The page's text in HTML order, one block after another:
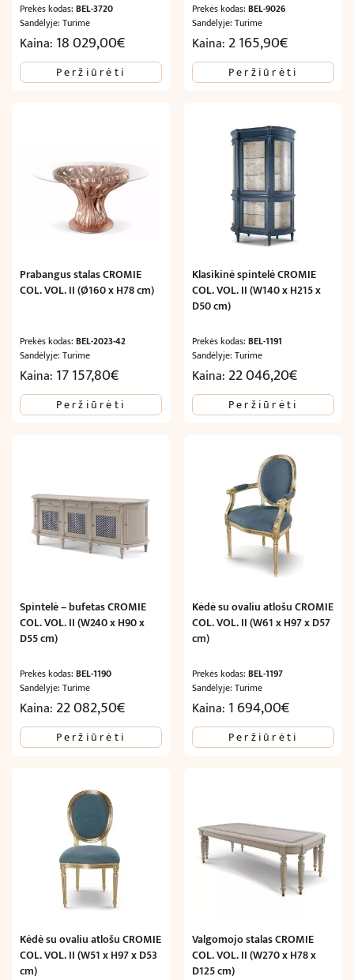
Prekės kodas: BEL-3720
Sandėlyje: Turime
Kaina: 18 029,00€
Peržiūrėti
Prekės kodas:BEL-9026
Sandėlyje: Turime
Kaina: 2 165,90€
Peržiūrėti
Prabangus stalas CROMIE
COL. VOL. II (Ø160 x H78 cm)
Prekės kodas: BEL-2023-42
Sandėlyje: Turime
Kaina: 17 157,80€
Peržiūrėti
Klasikinė spintelė CROMIE
COL. VOL. II (W140 x H215 x
D50 cm)
Prekės kodas:BEL-1191
Sandėlyje: Turime
Kaina: 22 046,20€
Peržiūrėti
Spintelė – bufetas CROMIE
COL. VOL. II (W240 x H90 x
D55 cm)
Prekės kodas: BEL-1190
Sandėlyje: Turime
Kaina: 22 082,50€
Peržiūrėti
Kėdė su ovaliu atlošu CROMIE
COL. VOL. II (W61 x H97 x D57
cm)
Prekės kodas:BEL-1197
Sandėlyje: Turime
Kaina: 1 694,00€
Peržiūrėti
Kėdė su ovaliu atlošu CROMIE
COL. VOL. II (W51 x H97 x D53
cm)
Valgomojo stalas CROMIE
COL. VOL. II (W270 x H78 x
D125 cm)